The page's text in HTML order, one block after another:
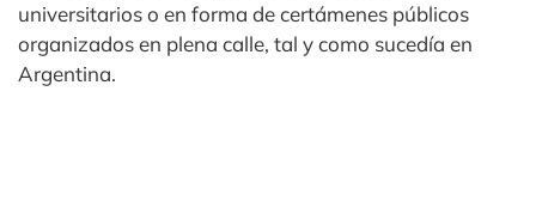
universitarios o en forma de certámenes públicos
organizados en plena calle, tal y como sucedía en
Argentina.